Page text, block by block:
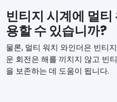
빈티지 시계에 멀
용할 수 있습니까?
물론, 멀티 워치 와인더은 빈티
운 회전은 해를 끼치지 않고 빈
을 보존하는 데 도움이 됩니다.